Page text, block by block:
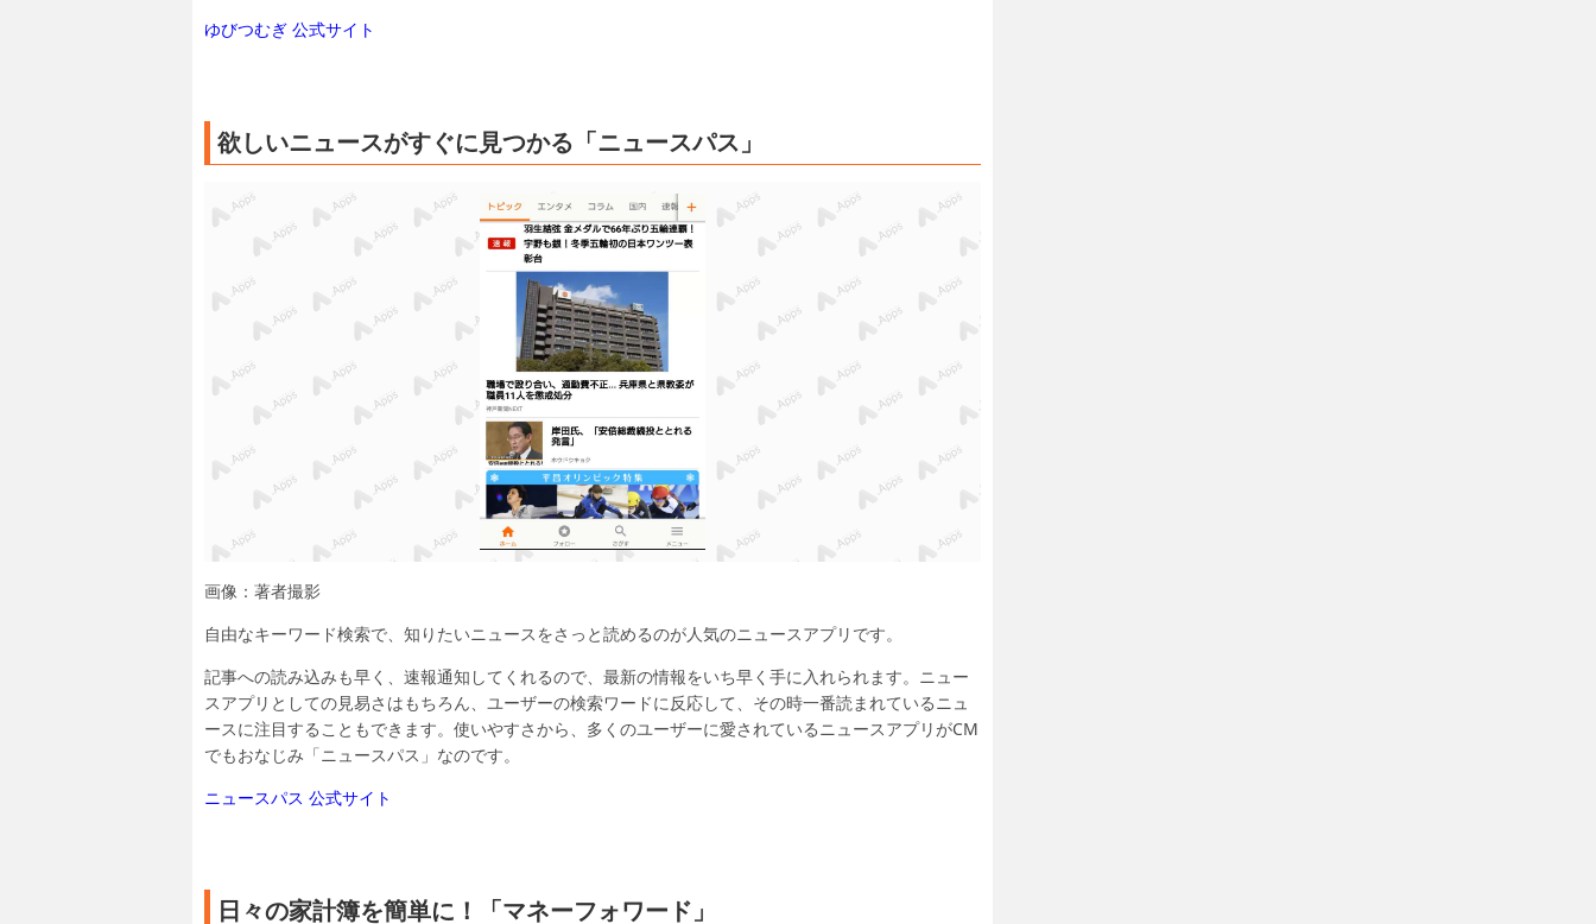
ゆびつむぎ 公式サイト
欲しいニュースがすぐに見つかる「ニュースパス」
画像：著者撮影
自由なキーワード検索で、知りたいニュースをさっと読めるのが人気のニュースアプリです。
記事への読み込みも早く、速報通知してくれるので、最新の情報をいち早く手に入れられます。ニュー
スアプリとしての見易さはもちろん、ユーザーの検索ワードに反応して、その時一番読まれているニュ
ースに注目することもできます。使いやすさから、多くのユーザーに愛されているニュースアプリがCM
でもおなじみ「ニュースパス」なのです。
ニュースパス 公式サイト
日々の家計簿を簡単に！「マネーフォワード」